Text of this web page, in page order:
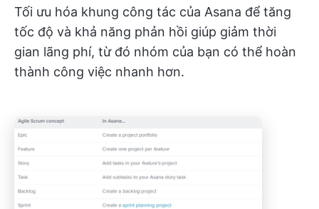
Tối ưu hóa khung công tác của Asana để tăng
tốc độ và khả năng phản hồi giúp giảm thời
gian lãng phí, từ đó nhóm của bạn có thể hoàn
thành công việc nhanh hơn.